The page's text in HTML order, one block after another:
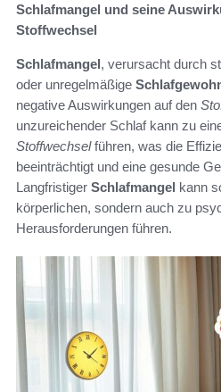
Schlafmangel und seine
Stoffwechsel
Schlafmangel, verursacht durch
oder unregelmäßige
negative Auswirkungen auf den
unzureichender Schlaf kann zu
Stoffwechselführen, was die
beeinträchtigt und eine gesunde
Langfristiger Schlafmangel kann
körperlichen, sondern auch zu
Herausforderungen führen.